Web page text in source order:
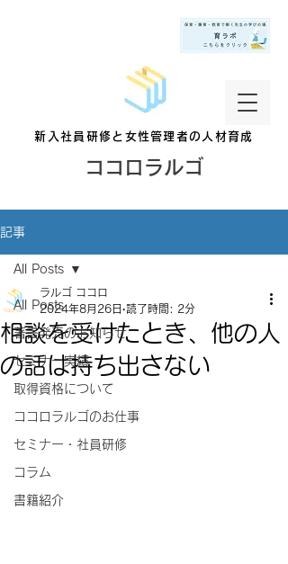
新入社員研修と女性管理者の人材育成
ココロラルゴ
記事
All Posts
著書発売のお知らせ
セミナー実績
取得資格について
ココロラルゴのお仕事
セミナー・社員研修
コラム
書籍紹介
All Posts
相談を受けたとき、他の人
の話は持ち出さない
ラルゴ ココロ
2024年8月26日 読了時間: 2分